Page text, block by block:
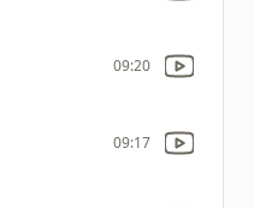
09:20
09:17